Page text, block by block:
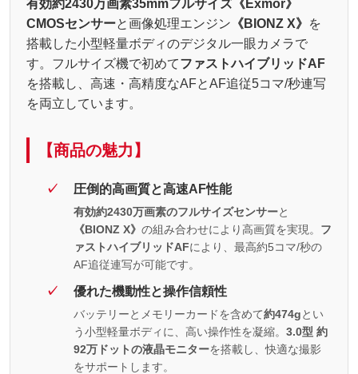
有効約2430万画素35mmフルサイズ《Exmor》
CMOSセンサーと画像処理エンジン 《BIONZ X》 を
搭載した小型軽量ボディのデジタル一眼カメラで
す。フルサイズ機で初めてファストハイブリッドAF
を搭載し、高速・高精度なAFとAF追従5コマ/秒連写
を両立しています。
【商品の魅力】
圧倒的高画質と高速AF性能
有効約2430万画素のフルサイズセンサーと
《BIONZ X》 の組み合わせにより高画質を実現。 フ
ァストハイブリッドAFにより、最高約5コマ/秒の
AF追従連写が可能です。
優れた機動性と操作信頼性
バッテリーとメモリーカードを含めて約474gとい
う小型軽量ボディに、高い操作性を凝縮。 3.0型 約
92万ドットの液晶モニターを搭載し、快適な撮影
をサポートします。